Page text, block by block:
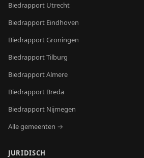
Biedrapport Utrecht
Biedrapport Eindhoven
BiedrapportGroningen
BiedrapportTilburg
BiedrapportAlmere
Biedrapport Breda
Biedrapport Nijmegen
Alle gemeenten →
JURIDISCH